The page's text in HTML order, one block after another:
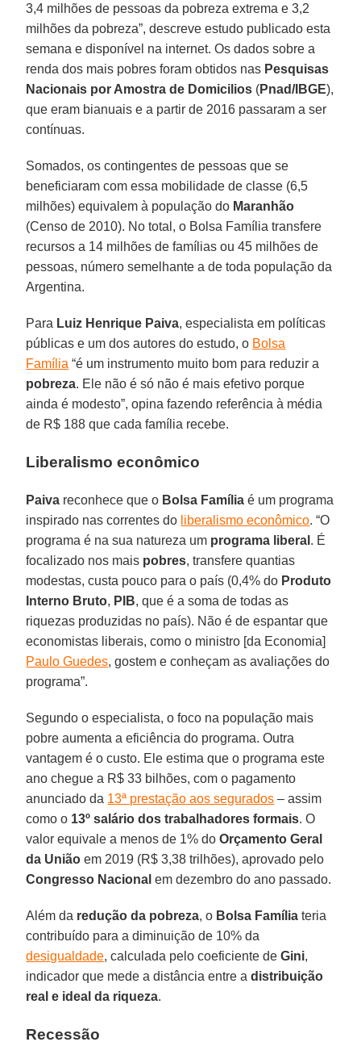
3,4 milhões de pessoas da pobreza extrema e 3,2
milhões da pobreza”, descreve estudo publicado esta
semana e disponível na internet. Os dados sobre a
renda dos mais pobres foram obtidos nas Pesquisas
Nacionais por Amostra de Domicilios (Pnad/IBGE),
que eram bianuais e a partir de 2016 passaram a ser
contínuas.
Somados, os contingentes de pessoas que se
beneficiaram com essa mobilidade de classe (6,5
milhões) equivalem à população do Maranhão
(Censo de 2010). No total, o Bolsa Família transfere
recursos a 14 milhões de famílias ou 45 milhões de
pessoas, número semelhante a de toda população da
Argentina.
Para Luiz Henrique Paiva, especialista em políticas
públicas e um dos autores do estudo, o Bolsa
Família “é um instrumento muito bom para reduzir a
pobreza. Ele não é só não é mais efetivo porque
ainda é modesto”, opina fazendo referência à média
de R$ 188 que cada família recebe.
Liberalismo econômico
Paiva reconhece que o Bolsa Família é um programa
inspirado nas correntes do liberalismo econômico. “O
programa é na sua natureza um programa liberal . É
focalizado nos mais pobres, transfere quantias
modestas, custa pouco para o país (0,4% do Produto
Interno Bruto, PIB, que é a soma de todas as
riquezas produzidas no país). Não é de espantar que
economistas liberais, como o ministro [da Economia]
Paulo Guedes, gostem e conheçam as avaliações do
programa”.
Segundo o especialista, o foco na população mais
pobre aumenta a eficiência do programa. Outra
vantagem é o custo. Ele estima que o programa este
ano chegue a R$ 33 bilhões, com o pagamento
anunciado da 13ª prestação aos segurados – assim
como o 13º salário dos trabalhadores formais. O
valor equivale a menos de 1% doOrçamento Geral
da União em 2019 (R$ 3,38 trilhões), aprovado pelo
Congresso Nacional em dezembro do ano passado.
Além da redução da pobreza, o Bolsa Família teria
contribuído para a diminuição de 10% da
desigualdade, calculada pelo coeficiente deGini,
indicador que mede a distância entre adistribuição
real e ideal da riqueza.
Recessão